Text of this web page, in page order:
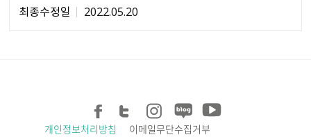
최종수정일 2022.05.20
개인정보처리방침
이메일무단수집거부